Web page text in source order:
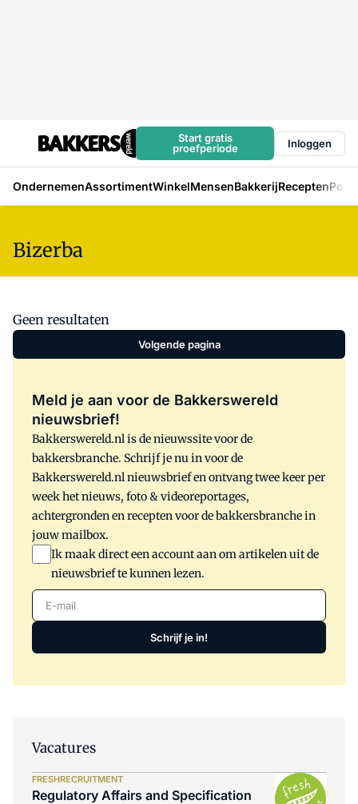
Start gratis
proefperiode
Inloggen
OndernemenAssortimentWinkelMensenBakkerijRecepten
Bizerba
Geen resultaten
Volgende pagina
Meld je aan voor de Bakkerswereld
nieuwsbrief!
Bakkerswereld.nl is de nieuwssite voor de
bakkersbranche. Schrijf je nu in voor de
Bakkerswereld.nl nieuwsbrief en ontvang twee keer per
week het nieuws, foto & videoreportages,
achtergronden en recepten voor de bakkersbranche in
jouw mailbox.
Ik maak direct een account aan om artikelen uit de
nieuwsbrief te kunnen lezen.
E-mail
Schrijf je in!
Vacatures
FRESHRECRUITMENT
Regulatory Affairs and Specification